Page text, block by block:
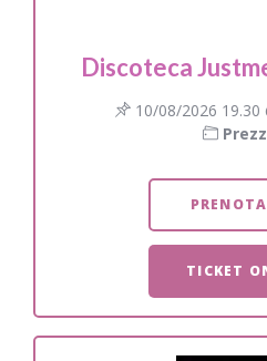
Discoteca
10/08/2026 19.30
TICKET